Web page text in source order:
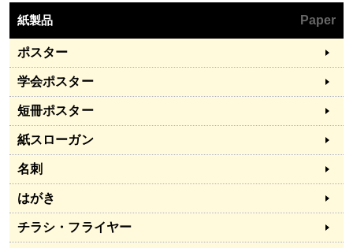
紙製品 Paper
ポスター
学会ポスター
短冊ポスター
紙スローガン
名刺
はがき
チラシ・フライヤー